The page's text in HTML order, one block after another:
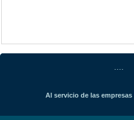
Al servicio de las empresas